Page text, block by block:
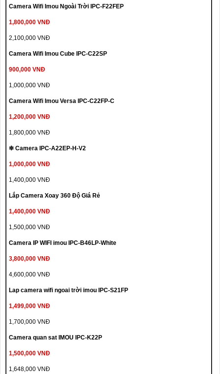
Camera Wifi Imou Ngoài Trời IPC-F22FEP
1,800,000 VNĐ
2,100,000 VNĐ
Camera Wifi Imou Cube IPC-C22SP
900,000 VNĐ
1,000,000 VNĐ
Camera Wifi Imou Versa IPC-C22FP-C
1,200,000 VNĐ
1,800,000 VNĐ
❇ Camera IPC-A22EP-H-V2
1,000,000 VNĐ
1,400,000 VNĐ
Lắp Camera Xoay 360 Độ Giá Rẻ
1,400,000 VNĐ
1,500,000 VNĐ
Camera IP WIFI imou IPC-B46LP-White
3,800,000 VNĐ
4,600,000 VNĐ
Lap camera wifi ngoai trời imou IPC-S21FP
1,499,000 VNĐ
1,700,000 VNĐ
Camera quan sat IMOU IPC-K22P
1,500,000 VNĐ
1,648,000 VNĐ